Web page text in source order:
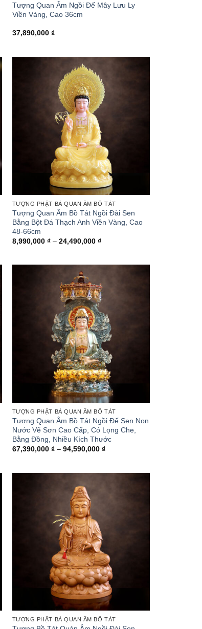
Tượng Quan Âm Ngồi Đế Mây Lưu Ly
Viền Vàng, Cao 36cm
37,890,000 ₫
TƯỢNG PHẬT BÀ QUAN ÂM BỒ TÁT
Tượng Quan Âm Bồ Tát Ngồi Đài Sen
Bằng Bột Đá Thạch Anh Viền Vàng, Cao
48-66cm
8,990,000 ₫ – 24,490,000 ₫Khoảng
TƯỢNG PHẬT BÀ QUAN ÂM BỒ TÁT
Tượng Quan Âm Bồ Tát Ngồi Đế Sen Non
Nước Vẽ Sơn Cao Cấp, Có Lọng Che,
Bằng Đồng, Nhiều Kích Thước
67,390,000 ₫ – 94,590,000 ₫Khoảng
TƯỢNG PHẬT BÀ QUAN ÂM BỒ TÁT